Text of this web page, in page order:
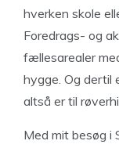
hverken skole
Foredrags- og
fællesarealer
hygge. Og dertil
altså er til
Med mit besøg i